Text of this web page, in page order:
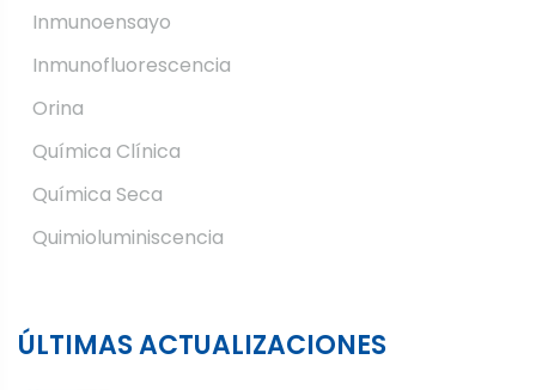
Inmunoensayo
Inmunofluorescencia
Orina
Química Clínica
Química Seca
Quimioluminiscencia
ÚLTIMAS ACTUALIZACIONES